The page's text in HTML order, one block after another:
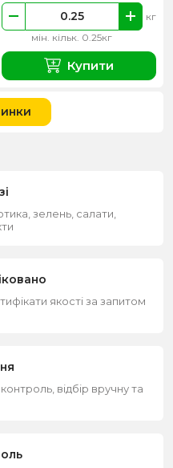
мін. кільк. 0.25кг
кг
Купити
зелень, салати,
якості за запитом
відбір вручну та